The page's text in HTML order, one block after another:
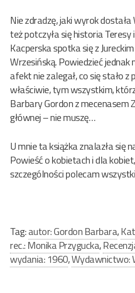
Nie zdradzę, jaki wyrok
też potczyła się historia Teresy
Kacperska spotka się z
Wrzesińską. Powiedzieć jednak
afekt nie zalegał, co się stało z
właściwie, tym wszystkim,
Barbary Gordon z mecenasem
głównej – nie muszę…
U mnie ta książka znalazła się
Powieść o kobietach i dla
szczególności polecam
Tag:autor: Gordon Barbara,
rec.: Monika Przygucka,
wydania: 1960,Wydawnictwo: